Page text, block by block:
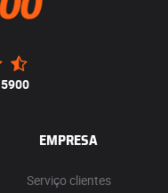
5900
EMPRESA
Serviço clientes